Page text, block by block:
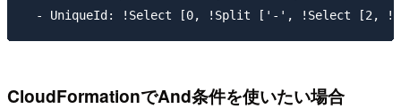
CloudFormationでAnd条件を使いたい場合